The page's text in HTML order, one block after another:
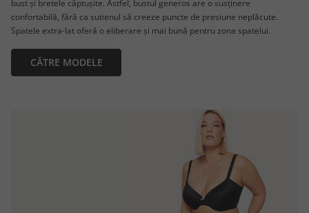
bust și bretele căptușite. Astfel, bustul generos are o susținere
confortabilă, fără ca sutienul să creeze puncte de presiune neplăcute.
Spatele extra-lat oferă o eliberare și mai bună pentru zona spatelui.
CĂTRE MODELE